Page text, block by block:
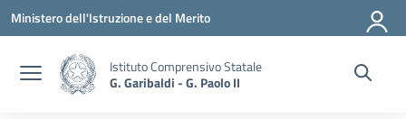
Vai ai contenuti
Vai al menu di navigazione
Vai al footer
Ministero dell'Istruzione e del Merito
Istituto Comprensivo Statale
G. Garibaldi - G. Paolo II